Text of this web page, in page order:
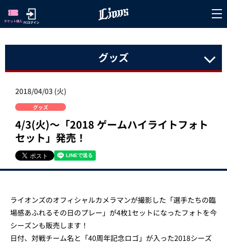
グッズ
2018/04/03 (火)
グッズ
4/3(火)～「2018 ゲームハイライトフォト
セット」発売！
ライオンズのオフィシャルカメラマンが撮影した「選手たちの臨
場感あふれるその日のプレー」が4枚1セットになったフォトを今
シーズンも販売します！
日付、対戦チーム名と「40周年記念ロゴ」が入った2018シーズ